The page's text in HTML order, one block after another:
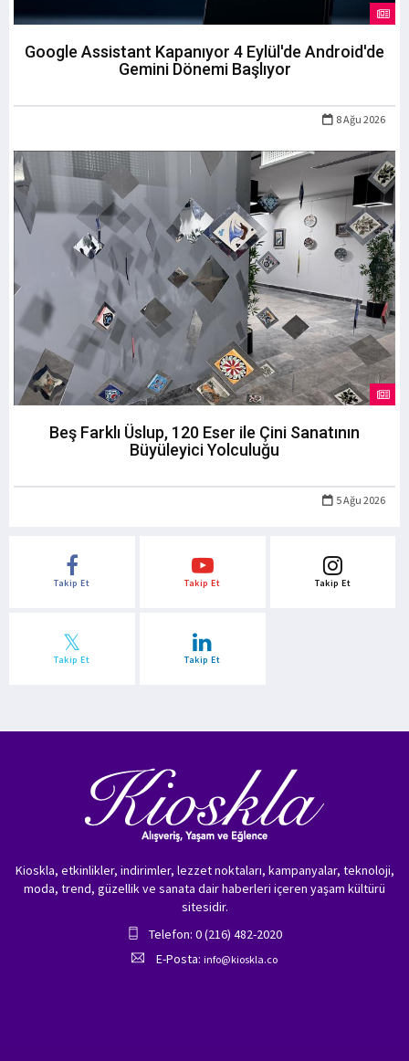
Google Assistant Kapanıyor 4 Eylül'de Android'de
Gemini Dönemi Başlıyor
8 Ağu 2026
Beş Farklı Üslup, 120 Eser ile Çini Sanatının
Büyüleyici Yolculuğu
5 Ağu 2026
Takip Et Takip Et Takip Et
Takip Et Takip Et
Kioskla, etkinlikler, indirimler, lezzet noktaları, kampanyalar, teknoloji,
moda, trend, güzellik ve sanata dair haberleri içeren yaşam kültürü
sitesidir.
Telefon: 0 (216) 482-2020
E-Posta: info@kioskla.co